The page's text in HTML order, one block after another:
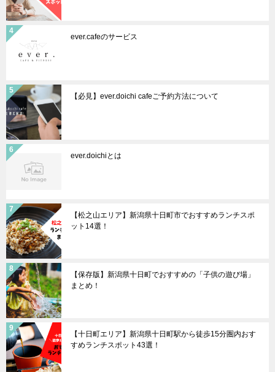
ever.cafeのサービス
【必見】ever.doichi cafeご予約方法について
ever.doichiとは
【松之山エリア】新潟県十日町市でおすすめランチスポ
ット14選！
【保存版】新潟県十日町でおすすめの「子供の遊び場」
まとめ！
【十日町エリア】新潟県十日町駅から徒歩15分圏内おす
すめランチスポット43選！